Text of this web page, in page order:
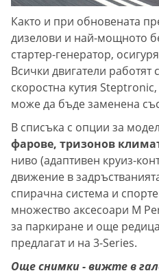
Както и при обновената
дизелови и най-мощното
стартер-генератор,
Всички двигатели работят
скоростна кутия
може да бъде заменена
В списъка с опции за
фарове, тризонов
ниво (адаптивен круиз-
движение в
спирачна система и
множество аксесоари M
за паркиране и още
предлагат и на 3-Series.
Още снимки - вижте в